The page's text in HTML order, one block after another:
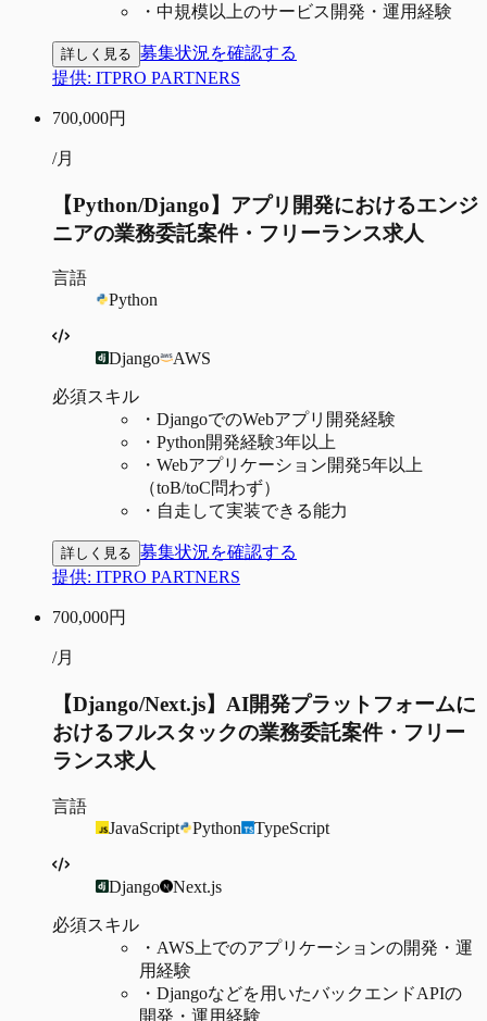
・ 中規模以上のサービス開発・運用経験
詳しく見る 募集状況を確認する
提供: ITPRO PARTNERS
700,000円
/月
【Python/Django】アプリ開発におけるエンジ
ニアの業務委託案件・フリーランス求人
言語
Python
Django AWS
必須スキル
・ DjangoでのWebアプリ開発経験
・ Python開発経験3年以上
・ Webアプリケーション開発5年以上
（toB/toC問わず）
・ 自走して実装できる能力
詳しく見る 募集状況を確認する
提供: ITPRO PARTNERS
700,000円
/月
【Django/Next.js】AI開発プラットフォームに
おけるフルスタックの業務委託案件・フリー
ランス求人
言語
JavaScript
Python TypeScript
Django Next.js
必須スキル
・ AWS上でのアプリケーションの開発・運
用経験
・ Djangoなどを用いたバックエンドAPIの
開発・運用経験